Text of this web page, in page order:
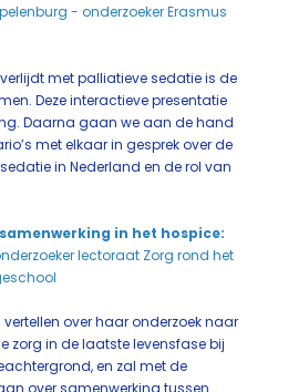
- onderzoeker Erasmus
met palliatieve sedatie is de
Deze interactieve presentatie
Daarna gaan we aan de hand
met elkaar in gesprek over de
in Nederland en de rol van
in het hospice:
lectoraat Zorg rond het
over haar onderzoek naar
zorg in de laatste levensfase bij
en zal met de
over samenwerking tussen